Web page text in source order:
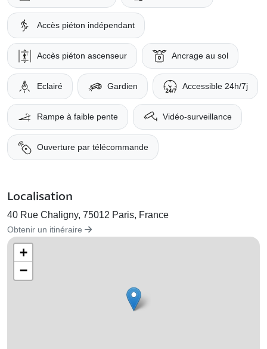
Accès piéton indépendant
Accès piéton ascenseur Ancrage au sol
Eclairé Gardien Accessible 24h/7j
Rampe à faible pente Vidéo-surveillance
Ouverture par télécommande
Localisation
40 Rue Chaligny, 75012 Paris, France
Obtenir un itinéraire
+
−